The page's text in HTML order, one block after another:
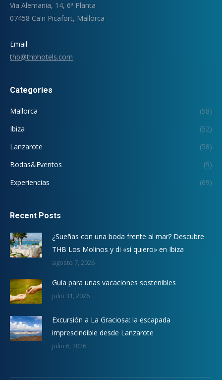
Via Alemania, 14, 6ª Planta
07458 Ca'n Picafort, Mallorca
Email:
thb@thbhotels.com
Categories
Mallorca
(58)
Ibiza
(52)
Lanzarote
(58)
Bodas&Eventos
(9)
Experiencias
(69)
Recent Posts
¿Sueñas con una boda frente al mar? Descubre
THB Los Molinos y di «sí quiero» en Ibiza
agosto 7, 2026
Guía para unas vacaciones sostenibles
julio 31, 2026
Excursión a La Graciosa: la escapada
imprescindible desde Lanzarote
julio 6, 2026